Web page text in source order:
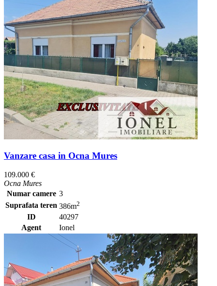
Vanzare casa in Ocna Mures
109.000 €
Ocna Mures
Numar camere 3
Suprafata teren 386m2
ID
40297
Agent
Ionel